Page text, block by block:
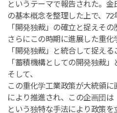
というテーマで報告された。金
の基本概念を整理した上で、
「開発独裁」の確立と捉えその
さらにこの時期に進展した重化
「開発独裁」と統合して捉える
「蓄積機構としての開発独裁」
そして、
この重化学工業政策が大統領
により推進され、この企画団は
という独特な手法により政策を